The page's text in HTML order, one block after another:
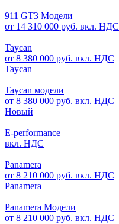
911 GT3 Модели
от 14 310 000 руб. вкл. НДС
Taycan
от 8 380 000 руб. вкл. НДС
Taycan
Taycan модели
от 8 380 000 руб. вкл. НДС
Новый
E-performance
вкл. НДС
Panamera
от 8 210 000 руб. вкл. НДС
Panamera
Panamera Модели
от 8 210 000 руб. вкл. НДС